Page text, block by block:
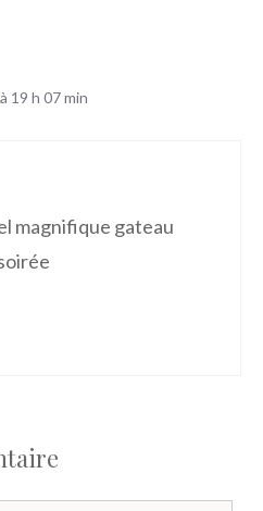
19 h 07 min
magnifique gateau